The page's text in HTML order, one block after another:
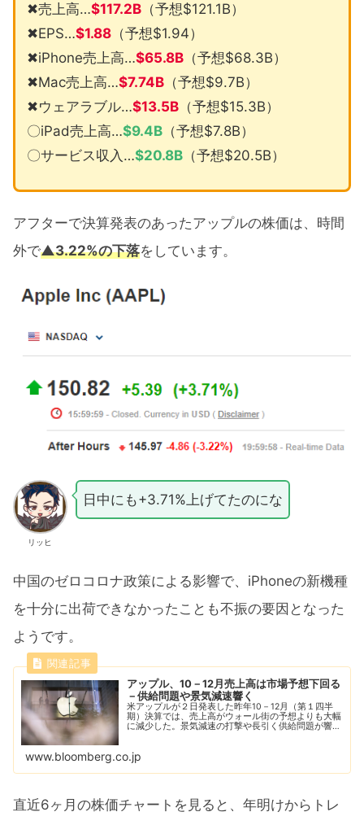
✖売上高…$117.2B（予想$121.1B）
✖EPS…$1.88（予想$1.94）
✖iPhone売上高…$65.8B（予想$68.3B）
✖Mac売上高…$7.74B（予想$9.7B）
✖ウェアラブル…$13.5B（予想$15.3B）
〇iPad売上高…$9.4B（予想$7.8B）
〇サービス収入…$20.8B（予想$20.5B）
アフターで決算発表のあったアップルの株価は、時間
外で▲3.22%の下落をしています。
リッヒ
日中にも+3.71%上げてたのにな
中国のゼロコロナ政策による影響で、iPhoneの新機種
を十分に出荷できなかったことも不振の要因となった
ようです。
アップル、10－12月売上高は市場予想下回る
－供給問題や景気減速響く
米アップルが２日発表した昨年10－12月（第１四半
期）決算では、売上高がウォール街の予想よりも大幅
に減少した。景気減速の打撃や長引く供給問題が響
www.bloomberg.co.jp
直近6ヶ月の株価チャートを見ると、年明けからトレ